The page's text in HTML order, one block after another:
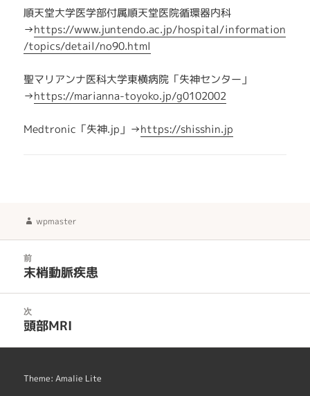
順天堂大学医学部付属順天堂医院循環器内科
→https://www.juntendo.ac.jp/hospital/information
/topics/detail/no90.html
聖マリアンナ医科大学東横病院「失神センター」
→https://marianna-toyoko.jp/g0102002
Medtronic「失神.jp」→https://shisshin.jp
作
wpmaster
ビ
シ
前
前
投
稿:
末梢動脈疾患
次
次
稿:
頭部MRI
Theme: Amalie Lite